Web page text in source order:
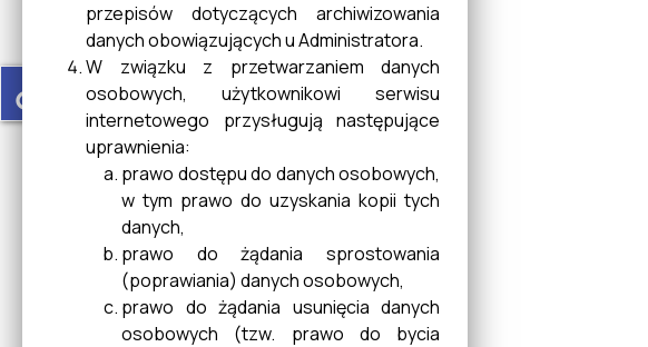
Miejska Komisja
Rozwiązywania Problemów
Alkoholowych
Statystyka Budynku UMIG w
Cieszanowie
MostTheMost
przepisów dotyczących archiwizowania
danych obowiązujących u Administratora.
W związku z przetwarzaniem danych
osobowych, użytkownikowi serwisu
internetowego przysługują następujące
uprawnienia:
prawo dostępu do danych osobowych,
w tym prawo do uzyskania kopii tych
danych,
prawo do żądania sprostowania
(poprawiania) danych osobowych,
prawo do żądania usunięcia danych
osobowych (tzw. prawo do bycia
accessible